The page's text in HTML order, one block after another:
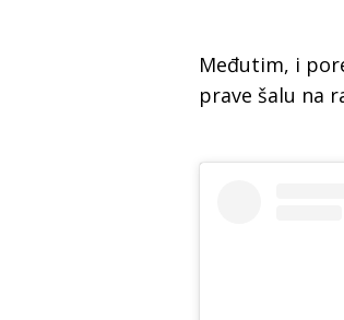
Međutim, i
prave šalu na